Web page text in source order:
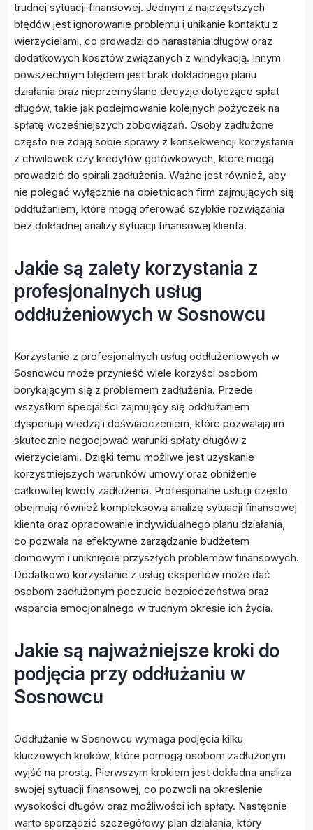
trudnej sytuacji finansowej. Jednym z najczęstszych
błędów jest ignorowanie problemu i unikanie kontaktu z
wierzycielami, co prowadzi do narastania długów oraz
dodatkowych kosztów związanych z windykacją. Innym
powszechnym błędem jest brak dokładnego planu
działania oraz nieprzemyślane decyzje dotyczące spłat
długów, takie jak podejmowanie kolejnych pożyczek na
spłatę wcześniejszych zobowiązań. Osoby zadłużone
często nie zdają sobie sprawy z konsekwencji korzystania
z chwilówek czy kredytów gotówkowych, które mogą
prowadzić do spirali zadłużenia. Ważne jest również, aby
nie polegać wyłącznie na obietnicach firm zajmujących się
oddłużaniem, które mogą oferować szybkie rozwiązania
bez dokładnej analizy sytuacji finansowej klienta.
Jakie są zalety korzystania z
profesjonalnych usług
oddłużeniowych w Sosnowcu
Korzystanie z profesjonalnych usług oddłużeniowych w
Sosnowcu może przynieść wiele korzyści osobom
borykającym się z problemem zadłużenia. Przede
wszystkim specjaliści zajmujący się oddłużaniem
dysponują wiedzą i doświadczeniem, które pozwalają im
skutecznie negocjować warunki spłaty długów z
wierzycielami. Dzięki temu możliwe jest uzyskanie
korzystniejszych warunków umowy oraz obniżenie
całkowitej kwoty zadłużenia. Profesjonalne usługi często
obejmują również kompleksową analizę sytuacji finansowej
klienta oraz opracowanie indywidualnego planu działania,
co pozwala na efektywne zarządzanie budżetem
domowym i uniknięcie przyszłych problemów finansowych.
Dodatkowo korzystanie z usług ekspertów może dać
osobom zadłużonym poczucie bezpieczeństwa oraz
wsparcia emocjonalnego w trudnym okresie ich życia.
Jakie są najważniejsze kroki do
podjęcia przy oddłużaniu w
Sosnowcu
Oddłużanie w Sosnowcu wymaga podjęcia kilku
kluczowych kroków, które pomogą osobom zadłużonym
wyjść na prostą. Pierwszym krokiem jest dokładna analiza
swojej sytuacji finansowej, co pozwoli na określenie
wysokości długów oraz możliwości ich spłaty. Następnie
warto sporządzić szczegółowy plan działania, który